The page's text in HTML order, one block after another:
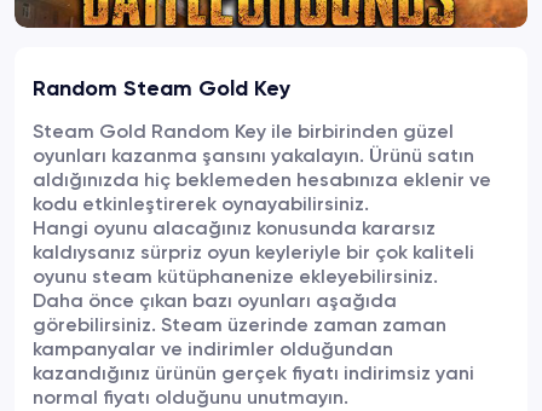
Random Steam Gold Key
Steam Gold Random Key ile birbirinden güzel
oyunları kazanma şansını yakalayın. Ürünü satın
aldığınızda hiç beklemeden hesabınıza eklenir ve
kodu etkinleştirerek oynayabilirsiniz.
Hangi oyunu alacağınız konusunda kararsız
kaldıysanız sürpriz oyun keyleriyle bir çok kaliteli
oyunu steam kütüphanenize ekleyebilirsiniz.
Daha önce çıkan bazı oyunları aşağıda
görebilirsiniz. Steam üzerinde zaman zaman
kampanyalar ve indirimler olduğundan
kazandığınız ürünün gerçek fiyatı indirimsiz yani
normal fiyatı olduğunu unutmayın.